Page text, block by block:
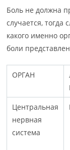
Боль не должна
случается, тогда
какого именно
боли
ОРГАН
Центральная
нервная
система